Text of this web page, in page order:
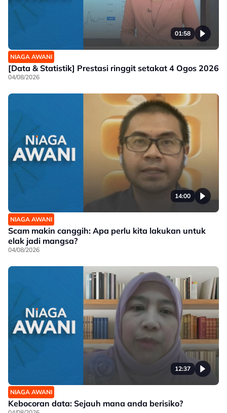
01:58
NIAGA AWANI
[Data & Statistik] Prestasi ringgit setakat 4 Ogos 2026
04/08/2026
14:00
NIAGA AWANI
Scam makin canggih: Apa perlu kita lakukan untuk
elak jadi mangsa?
04/08/2026
12:37
NIAGA AWANI
Kebocoran data: Sejauh mana anda berisiko?